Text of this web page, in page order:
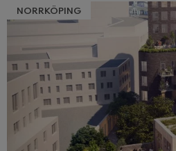
NORRKÖPING